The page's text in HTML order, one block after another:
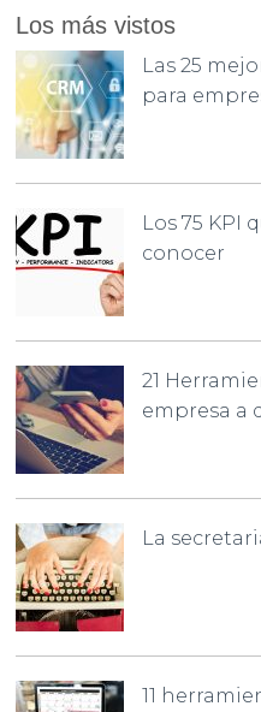
Los más vistos
Las 25
para
Los 75 KPI
conocer
21
empresa a
La
11